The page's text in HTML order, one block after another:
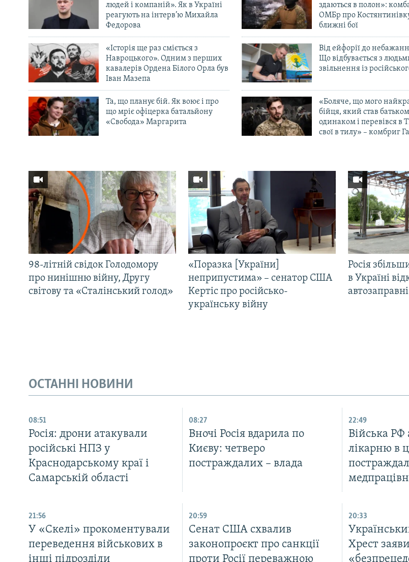
людей і компаній». Як в Україні
реагують на інтерв’ю Михайла
Федорова
здаються в полон»:
ОМБр про
ближні бої
«Історія ще раз сміється з
Навроцького». Одним з перших
кавалерів Ордена Білого Орла був
Іван Мазепа
Від ейфорії до
Що відбувається з
звільнення із
Та, що планує бій. Як воює і про
що мріє офіцерка батальйону
«Свобода» Маргарита
«Боляче, що мого
бійця, який став
одинаком і перевівся в
свої в тилу» – комбриг
98-літній свідок Голодомору
про нинішню війну, Другу
світову та «Сталінський голод»
«Поразка [України]
неприпустима» – сенатор США
Кертіс про російсько-
українську війну
Росія
в Україні
ОСТАННІ НОВИНИ
08:51
Росія: дрони атакували
російські НПЗ у
Краснодарському краї і
Самарській області
08:27
Вночі Росія вдарила по
Києву: четверо
постраждалих – влада
22:49
Війська РФ
лікарню в
21:56
У «Скелі» прокоментували
переведення військових в
інші підрозділи
20:59
Cенат США схвалив
законопроєкт про санкції
проти Росії переважною
20:33
Хрест